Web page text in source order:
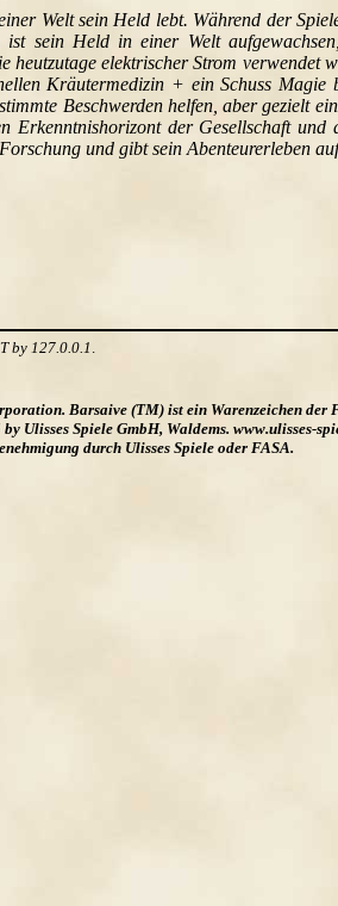
Welt sein Held lebt. Während der
sein Held in einer Welt
elektrischer Strom verwendet
Kräutermedizin + ein Schuss Magie
Beschwerden helfen, aber gezielt
Erkenntnishorizont der Gesellschaft und
und gibt sein Abenteurerleben
by 127.0.0.1.
Barsaive (TM) ist ein Warenzeichen
Ulisses Spiele GmbH, Waldems. www.ulisses-
durch Ulisses Spiele oder FASA.